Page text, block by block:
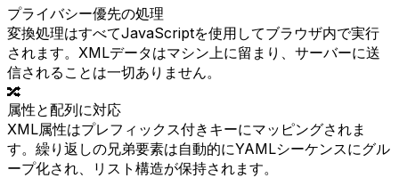
プライバシー優先の処理
変換処理はすべてJavaScriptを使用してブラウザ内で実行
されます。XMLデータはマシン上に留まり、サーバーに送
信されることは一切ありません。
🔀
属性と配列に対応
XML属性はプレフィックス付きキーにマッピングされま
す。繰り返しの兄弟要素は自動的にYAMLシーケンスにグル
ープ化され、リスト構造が保持されます。